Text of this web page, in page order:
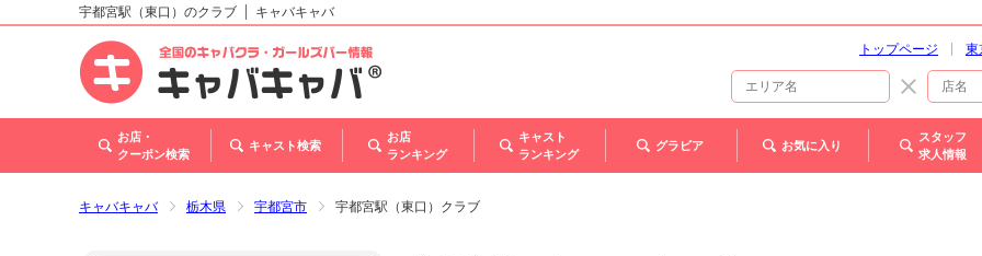
北海道
東北
甲信越・北陸
関西
宇都宮駅（東口）のクラブ キャバキャバ
トップページ 東
お店・
クーポン検索
キャスト検索
お店
ランキング
キャスト
ランキング
グラビア お気に入り
スタッフ
求人情報
キャバキャバ 栃木県 宇都宮市 宇都宮駅（東口）クラブ